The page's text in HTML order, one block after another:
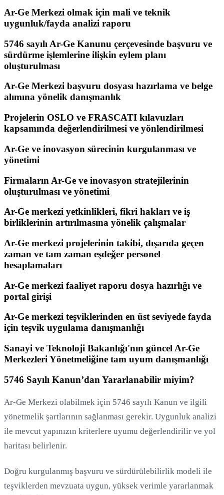
Ar-Ge Merkezi olmak için mali ve teknik
uygunluk/fayda analizi raporu
5746 sayılı Ar-Ge Kanunu çerçevesinde başvuru ve
sürdürme işlemlerine ilişkin eylem planı
oluşturulması
Ar-Ge Merkezi başvuru dosyası hazırlama ve belge
alımına yönelik danışmanlık
Projelerin OSLO ve FRASCATI kılavuzları
kapsamında değerlendirilmesi ve yönlendirilmesi
Ar-Ge ve inovasyon sürecinin kurgulanması ve
yönetimi
Firmaların Ar-Ge ve inovasyon stratejilerinin
oluşturulması ve yönetimi
Ar-Ge merkezi yetkinlikleri, fikri hakları ve iş
birliklerinin artırılmasına yönelik çalışmalar
Ar-Ge merkezi projelerinin takibi, dışarıda geçen
zaman ve tam zaman eşdeğer personel
hesaplamaları
Ar-Ge merkezi faaliyet raporu dosya hazırlığı ve
portal girişi
Ar-Ge merkezi teşviklerinden en üst seviyede fayda
için teşvik uygulama danışmanlığı
Sanayi ve Teknoloji Bakanlığı'nın güncel Ar-Ge
Merkezleri Yönetmeliğine tam uyum danışmanlığı
5746 Sayılı Kanun’dan Yararlanabilir miyim?
Ar-Ge Merkezi olabilmek için 5746 sayılı Kanun ve ilgili
yönetmelik şartlarının sağlanması gerekir. Uygunluk analizi
ile mevcut yapınızın kriterlere uyumu değerlendirilir ve yol
haritası belirlenir.
Doğru kurgulanmış başvuru ve sürdürülebilirlik modeli ile
teşviklerden mevzuata uygun, yüksek verimle yararlanmak